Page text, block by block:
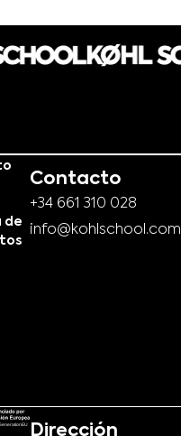
de
Contacto
+34 661 310 028
info@kohlschool.com
Dirección